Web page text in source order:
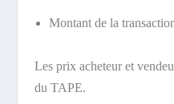
Montant de la
Les prix acheteur et
du TAPE.